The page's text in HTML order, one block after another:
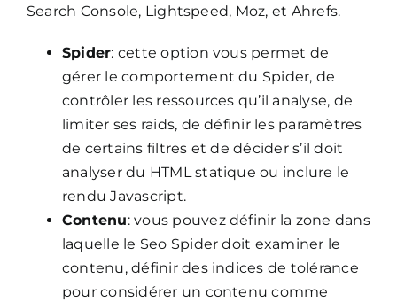
Search Console, Lightspeed, Moz, et Ahrefs.
Spider: cette option vous permet de
gérer le comportement du Spider, de
contrôler les ressources qu’il analyse, de
limiter ses raids, de définir les paramètres
de certains filtres et de décider s’il doit
analyser du HTML statique ou inclure le
rendu Javascript.
Contenu: vous pouvez définir la zone dans
laquelle le Seo Spider doit examiner le
contenu, définir des indices de tolérance
pour considérer un contenu comme